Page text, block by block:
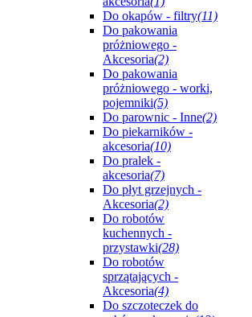
Do okapów - filtry(11)
Do pakowania
próżniowego -
Akcesoria(2)
Do pakowania
próżniowego - worki,
pojemniki(5)
Do parownic - Inne(2)
Do piekarników -
akcesoria(10)
Do pralek -
akcesoria(7)
Do płyt grzejnych -
Akcesoria(2)
Do robotów
kuchennych -
przystawki(28)
Do robotów
sprzątających -
Akcesoria(4)
Do szczoteczek do